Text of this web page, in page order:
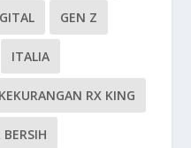
GEN Z
ITALIA
KEKURANGAN RX KING
BERSIH